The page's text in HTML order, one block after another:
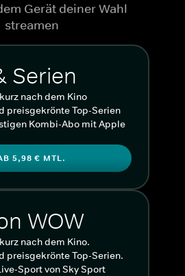
Gerät deiner Wahl
streamen
Serien
nach dem Kino
preisgekrönte Top-Serien
Kombi-Abo mit Apple
5,98 € MTL.
WOW
nach dem Kino.
preisgekrönte Top-Serien.
Sport von Sky Sport